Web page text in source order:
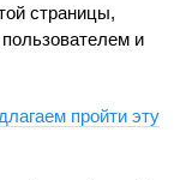
страницы,
и
пройти эту